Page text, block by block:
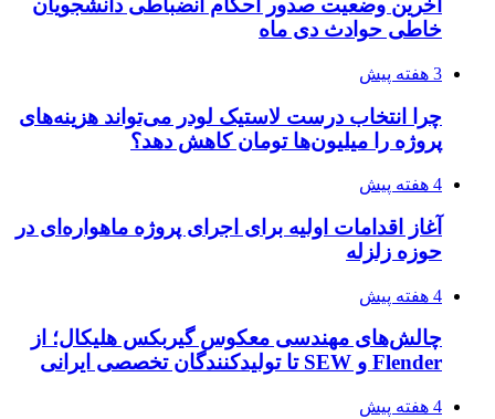
آخرین وضعیت صدور احکام انضباطی دانشجویان
خاطی حوادث دی ماه
3 هفته پیش
چرا انتخاب درست لاستیک لودر می‌تواند هزینه‌های
پروژه را میلیون‌ها تومان کاهش دهد؟
4 هفته پیش
آغاز اقدامات اولیه برای اجرای پروژه ماهواره‌ای در
حوزه زلزله
4 هفته پیش
چالش‌های مهندسی معکوس گیربکس هلیکال؛ از
Flender و SEW تا تولیدکنندگان تخصصی ایرانی
4 هفته پیش